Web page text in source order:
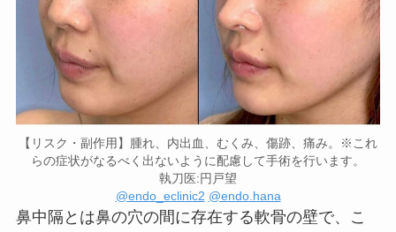
【リスク・副作用】腫れ、内出血、むくみ、傷跡、痛み。※これ
らの症状がなるべく出ないように配慮して手術を行います。
執刀医:円戸望
@endo_eclinic2 @endo.hana
鼻中隔とは鼻の穴の間に存在する軟骨の壁で、こ